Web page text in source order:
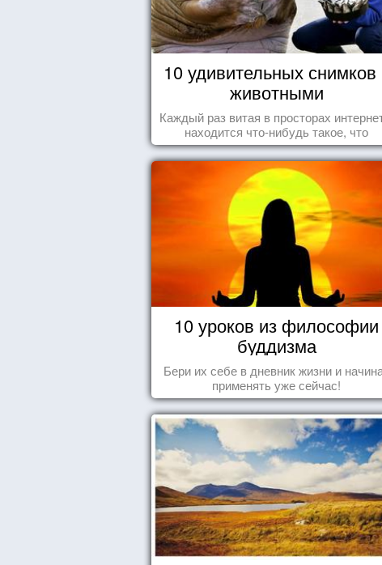
10 удивительных снимков
животными
Каждый раз витая в просторах
находится что-нибудь такое, что
заставляет улыбнуться, удивиться,
восхититься...
10 уроков из философии
буддизма
Бери их себе в дневник жизни и
применять уже сейчас!